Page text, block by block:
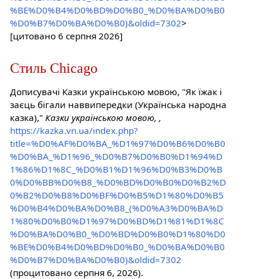
%BE%D0%B4%D0%BD%D0%B0_%D0%BA%D0%B0
%D0%B7%D0%BA%D0%B0)&oldid=7302>
[цитовано 6 серпня 2026]
Стиль Chicago
Дописувачі Казки українською мовою, "Як їжак і
заєць бігали наввипередки (Українська народна
казка)," Казки українською мовою, ,
https://kazka.vn.ua/index.php?
title=%D0%AF%D0%BA_%D1%97%D0%B6%D0%B0
%D0%BA_%D1%96_%D0%B7%D0%B0%D1%94%D
1%86%D1%8C_%D0%B1%D1%96%D0%B3%D0%B
0%D0%BB%D0%B8_%D0%BD%D0%B0%D0%B2%D
0%B2%D0%B8%D0%BF%D0%B5%D1%80%D0%B5
%D0%B4%D0%BA%D0%B8_(%D0%A3%D0%BA%D
1%80%D0%B0%D1%97%D0%BD%D1%81%D1%8C
%D0%BA%D0%B0_%D0%BD%D0%B0%D1%80%D0
%BE%D0%B4%D0%BD%D0%B0_%D0%BA%D0%B0
%D0%B7%D0%BA%D0%B0)&oldid=7302
(процитовано серпня 6, 2026).